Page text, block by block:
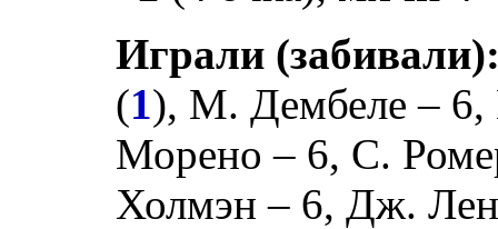
Играли
(1), М. Дембеле – 6,
Морено – 6, С.
Холмэн – 6,Дж.